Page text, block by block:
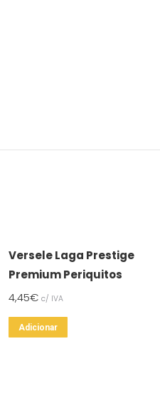
Versele Laga Prestige
Premium Periquitos
4,45€ c/ IVA
Adicionar